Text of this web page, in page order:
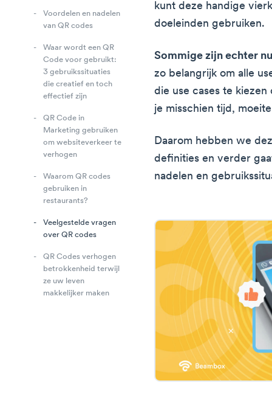
Voordelen en nadelen
van QR codes
Waar wordt een QR
Code voor gebruikt:
3 gebruikssituaties
die creatief en toch
effectief zijn
QR Code in
Marketing gebruiken
om websiteverkeer te
verhogen
Waarom QR codes
gebruiken in
restaurants?
Veelgestelde vragen
over QR codes
QR Codes verhogen
betrokkenheid terwijl
ze uw leven
makkelijker maken
kunt deze handige
doeleinden gebruiken.
Sommige zijn echter
zo belangrijk om alle
die use cases te
je misschien tijd,
Daarom hebben we
definities en verder
nadelen en